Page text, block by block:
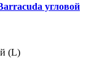
угловой
(L)